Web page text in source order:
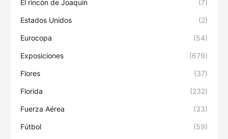
El rincón de Joaquín (7)
Estados Unidos (2)
Eurocopa (54)
Exposiciones (679)
Flores (37)
Florida (232)
Fuerza Aérea (33)
Fútbol (59)